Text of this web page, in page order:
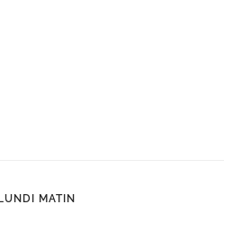
MATIN